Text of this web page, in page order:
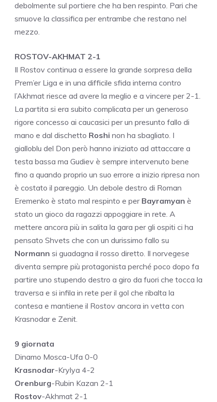
debolmente sul portiere che ha ben respinto. Pari che
smuove la classifica per entrambe che restano nel
mezzo.
ROSTOV-AKHMAT 2-1
Il Rostov continua a essere la grande sorpresa della
Prem’er Liga e in una difficile sfida interna contro
l’Akhmat riesce ad avere la meglio e a vincere per 2-1.
La partita si era subito complicata per un generoso
rigore concesso ai caucasici per un presunto fallo di
mano e dal dischetto Roshi non ha sbagliato. I
gialloblu del Don però hanno iniziato ad attaccare a
testa bassa ma Gudiev è sempre intervenuto bene
fino a quando proprio un suo errore a inizio ripresa non
è costato il pareggio. Un debole destro di Roman
Eremenko è stato mal respinto e per Bayramyan è
stato un gioco da ragazzi appoggiare in rete. A
mettere ancora più in salita la gara per gli ospiti ci ha
pensato Shvets che con un durissimo fallo su
Normann si guadagna il rosso diretto. Il norvegese
diventa sempre più protagonista perché poco dopo fa
partire uno stupendo destro a giro da fuori che tocca la
traversa e si infila in rete per il gol che ribalta la
contesa e mantiene il Rostov ancora in vetta con
Krasnodar e Zenit.
9 giornata
Dinamo Mosca-Ufa 0-0
Krasnodar-Krylya 4-2
Orenburg-Rubin Kazan 2-1
Rostov-Akhmat 2-1